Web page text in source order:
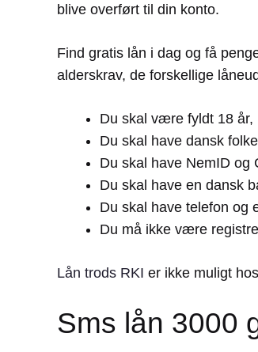
blive overført til din konto.
Find gratis lån i dag og få
alderskrav, de forskellige
Du skal være fyldt 18
Du skal have dansk
Du skal have NemID og
Du skal have en dansk
Du skal have telefon og
Du må ikke være
Lån trods RKI er ikke muligt
Sms lån 3000